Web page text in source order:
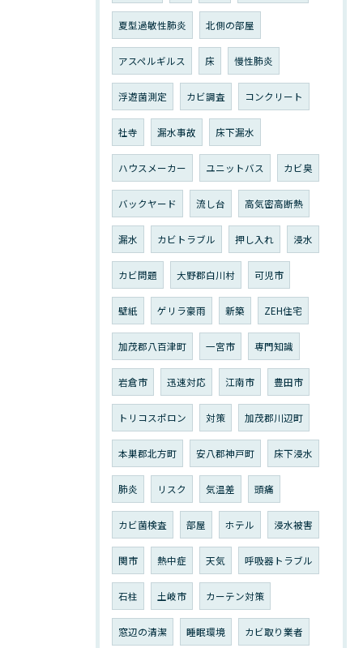
夏型過敏性肺炎 北側の部屋
アスペルギルス 床 慢性肺炎
浮遊菌測定 カビ調査 コンクリート
社寺 漏水事故 床下漏水
ハウスメーカー ユニットバス カビ臭
バックヤード 流し台 高気密高断熱
漏水 カビトラブル 押し入れ 浸水
カビ問題 大野郡白川村 可児市
壁紙 ゲリラ豪雨 新築 ZEH住宅
加茂郡八百津町 一宮市 専門知識
岩倉市 迅速対応 江南市 豊田市
トリコスポロン 対策 加茂郡川辺町
本巣郡北方町 安八郡神戸町 床下浸水
肺炎 リスク 気温差 頭痛
カビ菌検査 部屋 ホテル 浸水被害
関市 熱中症 天気 呼吸器トラブル
石柱 土岐市 カーテン対策
窓辺の清潔 睡眠環境 カビ取り業者